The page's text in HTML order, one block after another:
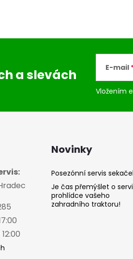
a slevách E-mail
Vložením
Novinky
Posezónní servis
Je čas přemýšlet o
prohlídce vašeho
zahradního traktoru!